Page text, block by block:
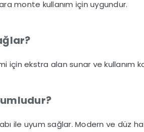
monte kullanım için uygundur.
için ekstra alan sunar ve kullanım
ile uyum sağlar. Modern ve düz